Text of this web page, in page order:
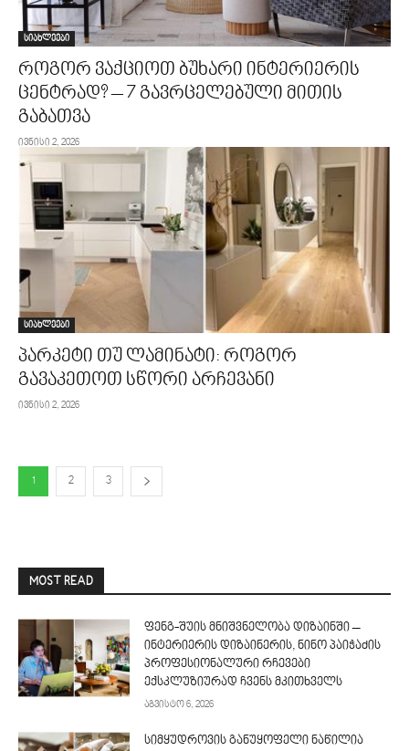
სიახლეები
როგორ ვაქციოთ ბუხარი ინტერიერის
ცენტრად? – 7 გავრცელებული მითის
გაბათვა
ივნისი 2, 2026
სიახლეები
პარკეტი თუ ლამინატი: როგორ
გავაკეთოთ სწორი არჩევანი
ივნისი 2, 2026
1 2 3
MOST READ
ფენგ-შუის მნიშვნელობა დიზაინში –
ინტერიერის დიზაინერის, ნინო პაიჭაძის
პროფესიონალური რჩევები
ექსკლუზიურად ჩვენს მკითხველს
აგვისტო 6, 2026
სიმყუდროვის განუყოფელი ნაწილია